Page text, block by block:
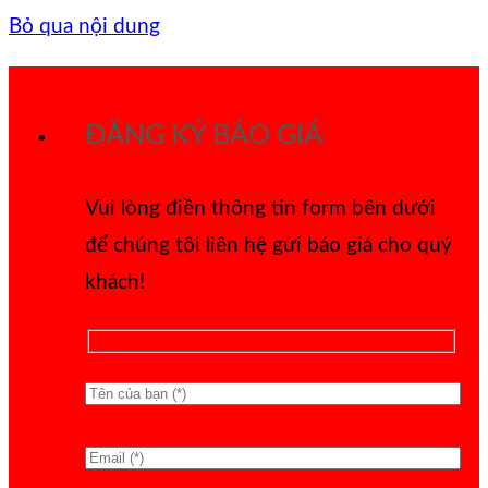
Bỏ qua nội dung
ĐĂNG KÝ BÁO GIÁ
Vui lòng điền thông tin form bên dưới
để chúng tôi liên hệ gửi báo giá cho quý
khách!